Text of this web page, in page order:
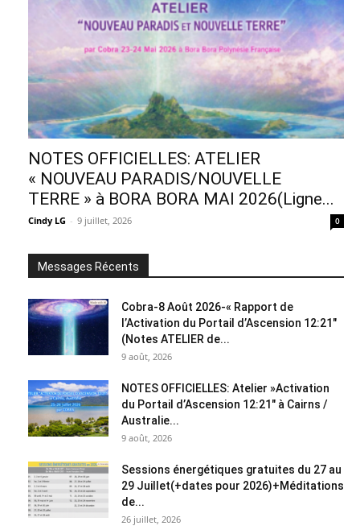
NOTES OFFICIELLES: ATELIER
« NOUVEAU PARADIS/NOUVELLE
TERRE » à BORA BORA MAI 2026(Ligne...
Cindy LG - 9 juillet, 2026 0
Messages Récents
Cobra-8 Août 2026-« Rapport de
l’Activation du Portail d’Ascension 12:21″
(Notes ATELIER de...
9 août, 2026
NOTES OFFICIELLES: Atelier »Activation
du Portail d’Ascension 12:21″ à Cairns /
Australie...
9 août, 2026
Sessions énergétiques gratuites du 27 au
29 Juillet(+dates pour 2026)+Méditations
de...
26 juillet, 2026